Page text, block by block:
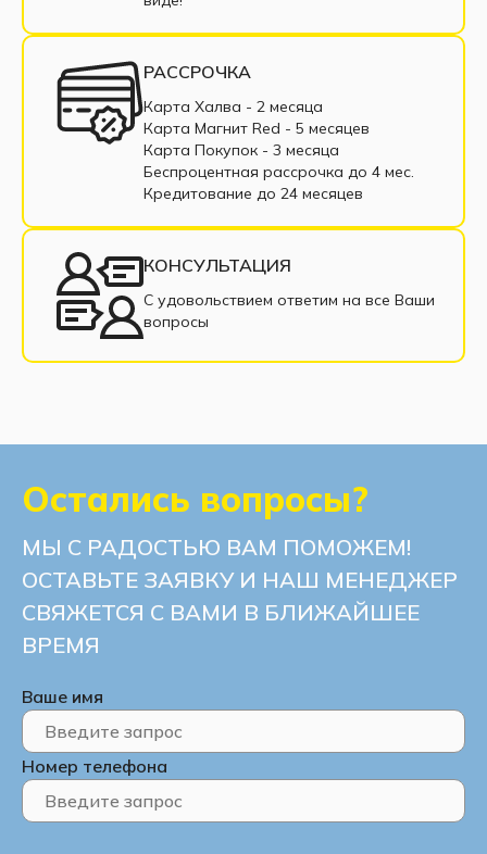
РАССРОЧКА
Карта Халва - 2 месяца
Карта Магнит Red - 5 месяцев
Карта Покупок - 3 месяца
Беспроцентная рассрочка до 4 мес.
Кредитование до 24 месяцев
КОНСУЛЬТАЦИЯ
С удовольствием ответим на все Ваши
вопросы
Остались вопросы?
МЫ С РАДОСТЬЮ ВАМ ПОМОЖЕМ!
ОСТАВЬТЕ ЗАЯВКУ И НАШ МЕНЕДЖЕР
СВЯЖЕТСЯ С ВАМИ В БЛИЖАЙШЕЕ
ВРЕМЯ
Ваше имя
Номер телефона